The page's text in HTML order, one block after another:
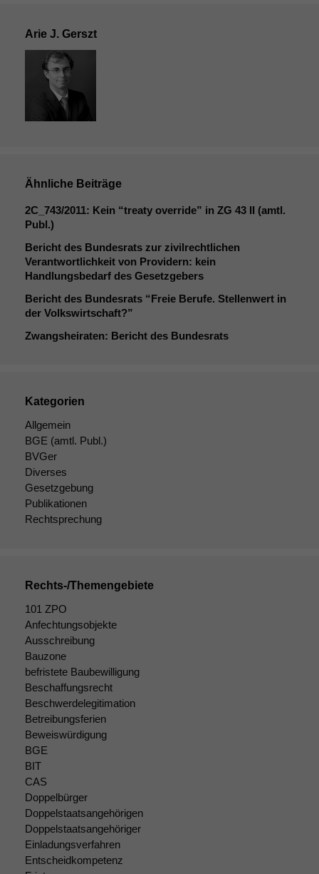
Arie J. Gerszt
Ähnliche Beiträge
2C_743/2011: Kein “treaty override” in ZG 43 II (amtl.
Publ.)
Bericht des Bundesrats zur zivilrechtlichen
Verantwortlichkeit von Providern: kein
Handlungsbedarf des Gesetzgebers
Bericht des Bundesrats “Freie Berufe. Stellenwert in
der Volkswirtschaft?”
Zwangsheiraten: Bericht des Bundesrats
Kategorien
Allgemein
BGE (amtl. Publ.)
BVGer
Diverses
Gesetzgebung
Publikationen
Rechtsprechung
Rechts-/Themengebiete
101 ZPO
Anfechtungsobjekte
Ausschreibung
Bauzone
befristete Baubewilligung
Beschaffungsrecht
Beschwerdelegitimation
Betreibungsferien
Beweiswürdigung
BGE
BIT
CAS
Doppelbürger
Doppelstaatsangehörigen
Doppelstaatsangehöriger
Einladungsverfahren
Entscheidkompetenz